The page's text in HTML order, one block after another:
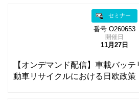
セミナー
番号 O260653
開催日
11月27日
【オンデマンド配信】車載バッ
動車リサイクルにおける日欧政策